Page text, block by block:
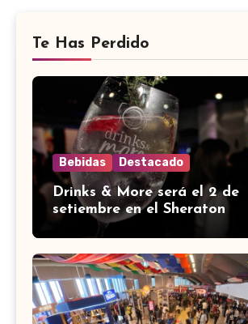
Te Has Perdido
Bebidas Destacado
Drinks & More será el 2 de
setiembre en el Sheraton